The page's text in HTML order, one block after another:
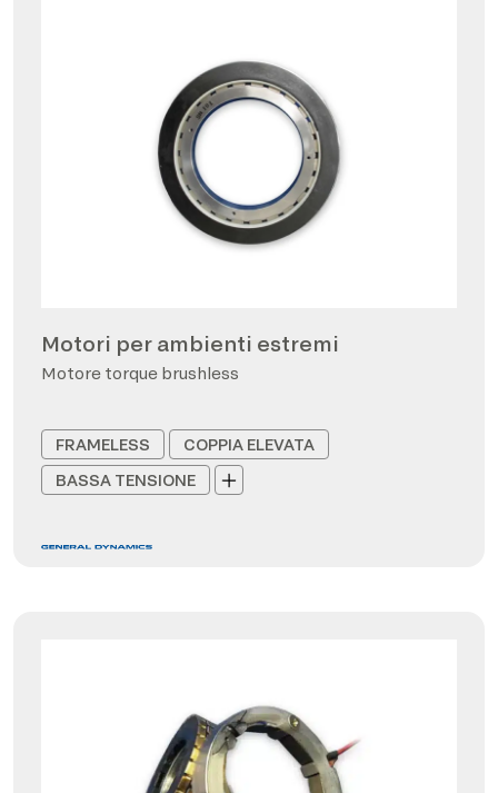
Motori per ambienti estremi
Motore torque brushless
FRAMELESS
COPPIA ELEVATA
BASSA TENSIONE